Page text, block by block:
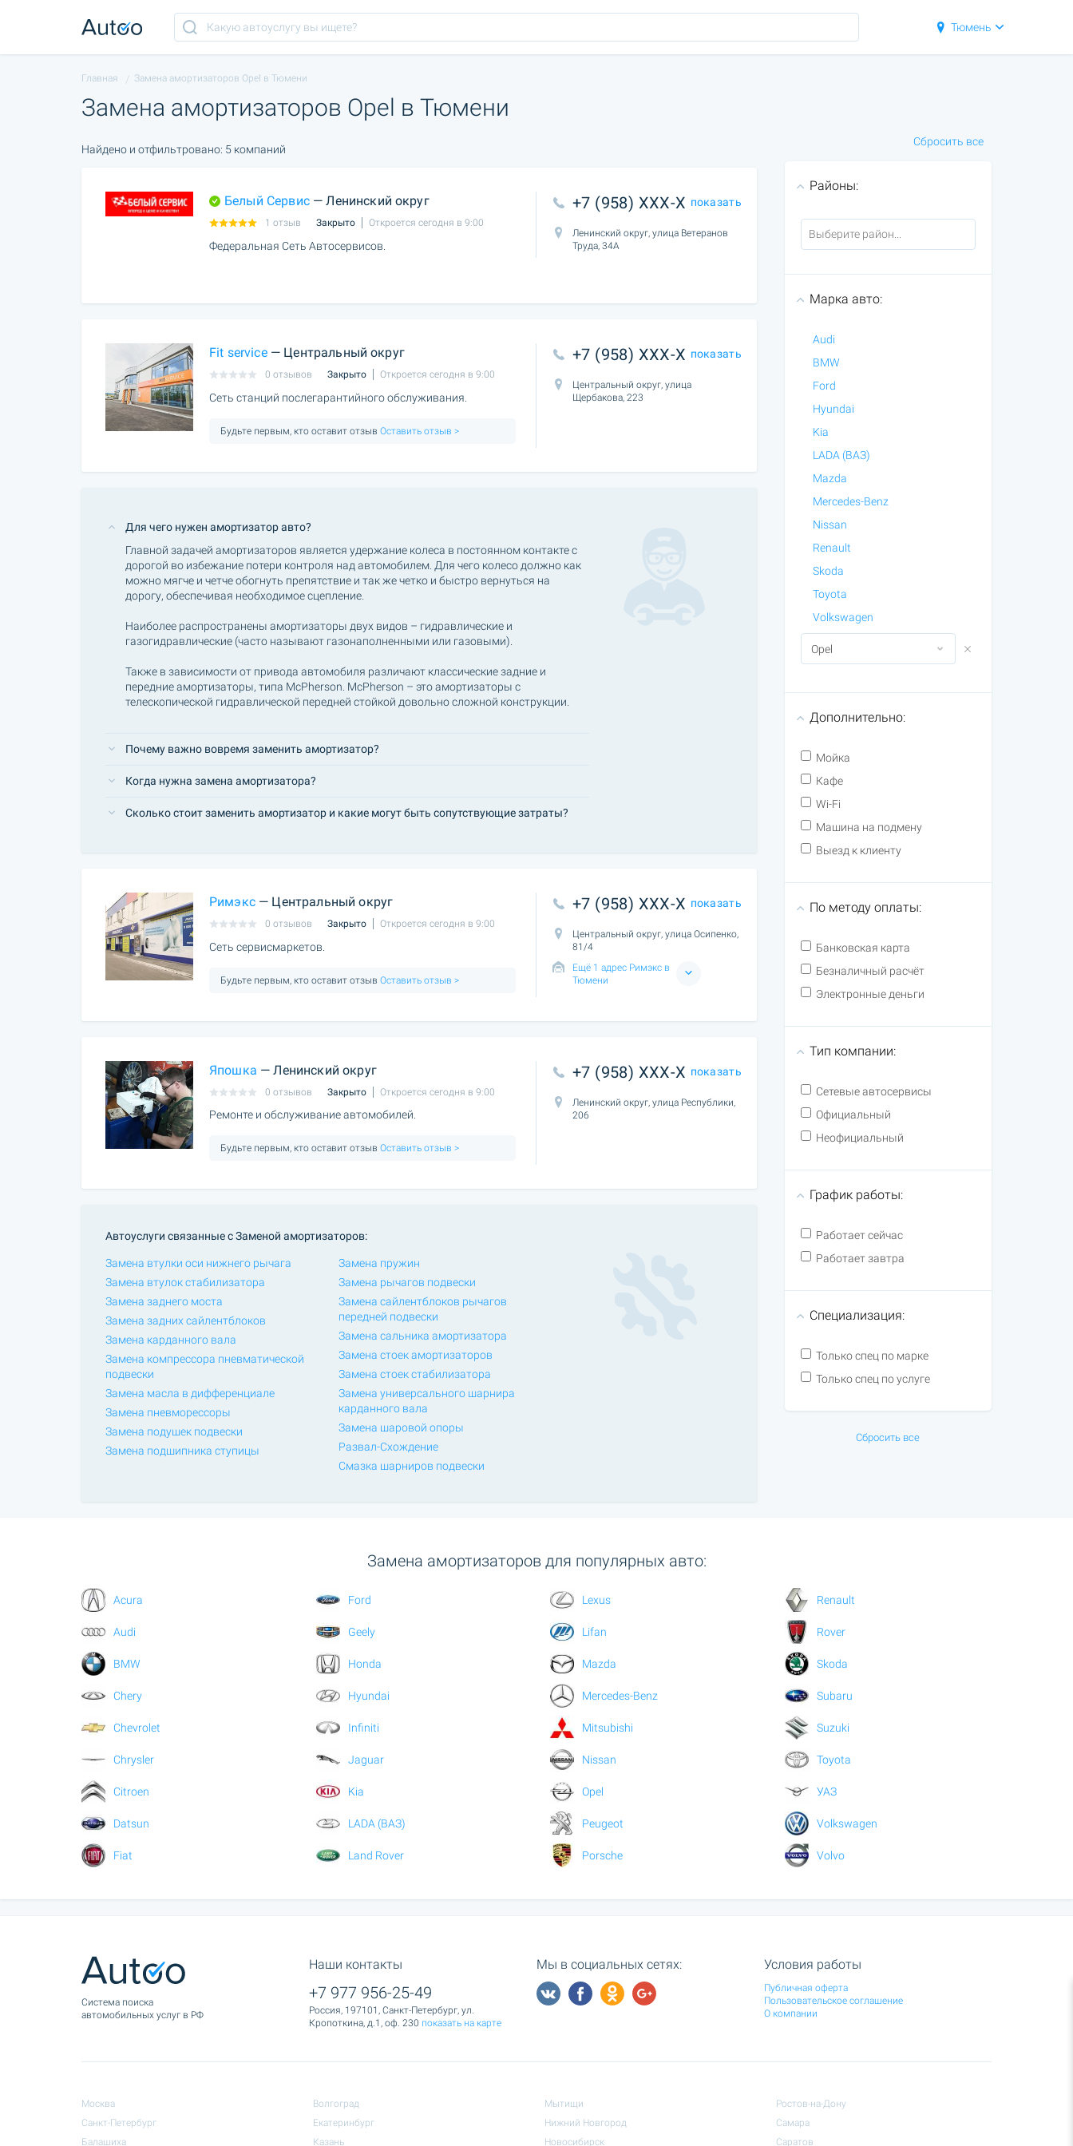
Тюмень
Главная Замена амортизаторов Opel в Тюмени
Замена амортизаторов Opel в Тюмени
Найдено и отфильтровано: 5 компаний
Белый Сервис— Ленинский округ
1 отзыв Закрыто Откроется сегодня в 9:00
Федеральная Сеть Автосервисов.
+7 (958) XXX-X показать
Ленинский округ, улица Ветеранов
Труда, 34А
Fit service— Центральный округ
0 отзывов Закрыто Откроется сегодня в 9:00
Сеть станций послегарантийного обслуживания.
Будьте первым, кто оставит отзыв Оставить отзыв >
+7 (958) XXX-X показать
Центральный округ, улица
Щербакова, 223
Для чего нужен амортизатор авто?
Главной задачей амортизаторов является удержание колеса в постоянном контакте с
дорогой во избежание потери контроля над автомобилем. Для чего колесо должно как
можно мягче и четче обогнуть препятствие и так же четко и быстро вернуться на
дорогу, обеспечивая необходимое сцепление.
Наиболее распространены амортизаторы двух видов – гидравлические и
газогидравлические (часто называют газонаполненными или газовыми).
Также в зависимости от привода автомобиля различают классические задние и
передние амортизаторы, типа McPherson. McPherson – это амортизаторы с
телескопической гидравлической передней стойкой довольно сложной конструкции.
Почему важно вовремя заменить амортизатор?
Когда нужна замена амортизатора?
Сколько стоит заменить амортизатор и какие могут быть сопутствующие затраты?
Римэкс— Центральный округ
0 отзывов Закрыто Откроется сегодня в 9:00
Сеть сервисмаркетов.
Будьте первым, кто оставит отзыв Оставить отзыв >
+7 (958) XXX-X показать
Центральный округ, улица Осипенко,
81/4
Ещё 1 адрес Римэкс в
Тюмени
Япошка — Ленинский округ
0 отзывов Закрыто Откроется сегодня в 9:00
Ремонте и обслуживание автомобилей.
Будьте первым, кто оставит отзыв Оставить отзыв >
+7 (958) XXX-X показать
Ленинский округ, улица Республики,
206
Автоуслуги связанные с Заменой амортизаторов:
Замена втулки оси нижнего рычага
Замена втулок стабилизатора
Замена заднего моста
Замена задних сайлентблоков
Замена карданного вала
Замена компрессора пневматической
подвески
Замена масла в дифференциале
Замена пневморессоры
Замена подушек подвески
Замена подшипника ступицы
Замена пружин
Замена рычагов подвески
Замена сайлентблоков рычагов
передней подвески
Замена сальника амортизатора
Замена стоек амортизаторов
Замена стоек стабилизатора
Замена универсального шарнира
карданного вала
Замена шаровой опоры
Развал-Схождение
Смазка шарниров подвески
Сбросить все
Районы:
Марка авто:
Audi
BMW
Ford
Hyundai
Kia
LADA (ВАЗ)
Mazda
Mercedes-Benz
Nissan
Renault
Skoda
Toyota
Volkswagen
Дополнительно:
Мойка
Кафе
Wi-Fi
Машина на подмену
Выезд к клиенту
По методу оплаты:
Банковская карта
Безналичный расчёт
Электронные деньги
Тип компании:
Сетевые автосервисы
Официальный
Неофициальный
График работы:
Работает сейчас
Работает завтра
Специализация:
Только спец по марке
Только спец по услуге
Сбросить все
Замена амортизаторов для популярных авто:
Acura
Audi
BMW
Chery
Chevrolet
Chrysler
Citroen
Datsun
Fiat
Ford
Geely
Honda
Hyundai
Infiniti
Jaguar
Kia
LADA (ВАЗ)
Land Rover
Lexus
Lifan
Mazda
Mercedes-Benz
Mitsubishi
Nissan
Opel
Peugeot
Porsche
Renault
Rover
Skoda
Subaru
Suzuki
Toyota
УАЗ
Volkswagen
Volvo
Cистема поиска
автомобильных услуг в РФ
Наши контакты
+7 977 956-25-49
Россия, 197101, Санкт-Петербург, ул.
Кропоткина, д.1, оф. 230 показать на карте
Мы в социальных сетях: Условия работы
Публичная оферта
Пользовательское соглашение
О компании
Москва
Санкт-Петербург
Балашиха
Волгоград
Екатеринбург
Казань
Мытищи
Нижний Новгород
Новосибирск
Ростов-на-Дону
Самара
Саратов